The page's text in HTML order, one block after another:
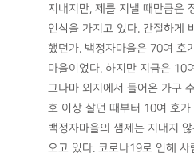
지내지만, 제를 지낼 때만큼은
인식을 가지고 있다. 간절하게
했던가. 백정자마을은 70여 호
마을이었다. 하지만 지금은 10
그나마 외지에서 들어온 가구
호 이상 살던 때부터 10여 호가
백정자마을의 샘제는 지내지
오고 있다. 코로나19로 인해 사